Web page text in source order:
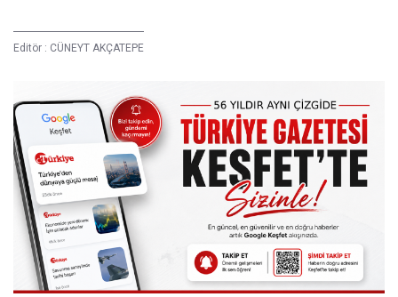
Editör : CÜNEYT AKÇATEPE